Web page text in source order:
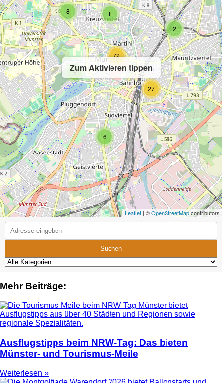
Zum Aktivieren tippen
2
8
6
8
27
5
72
Leaflet | ©OpenStreetMapcontributors
Suchen
Mehr Beiträge:
Ausflugstipps beim NRW-Tag: Das bieten
Münster- und Tourismus-Meile
Weiterlesen »